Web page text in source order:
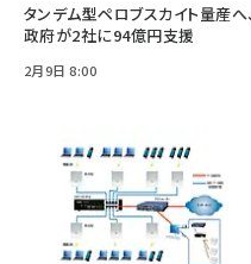
タンデム型ペロブスカイト量産へ、
政府が2社に94億円支援
2月9日 8:00